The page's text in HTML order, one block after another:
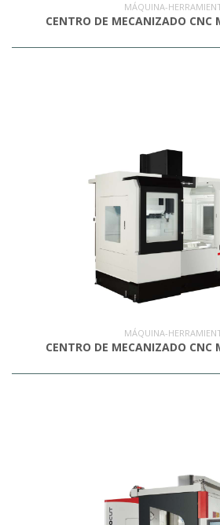
MÁQUINA-
CENTRO DE MECANIZADO CNC
MÁQUINA-
CENTRO DE MECANIZADO CNC